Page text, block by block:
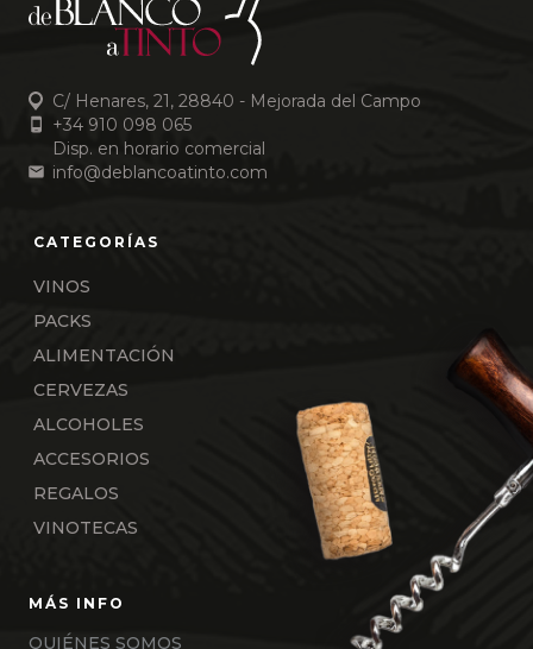
C/ Henares, 21, 28840 - Mejorada del Campo
+34 910 098 065
Disp. en horario comercial
info@deblancoatinto.com
VINOS
PACKS
ALIMENTACIÓN
CERVEZAS
ALCOHOLES
ACCESORIOS
REGALOS
VINOTECAS
QUIÉNES SOMOS